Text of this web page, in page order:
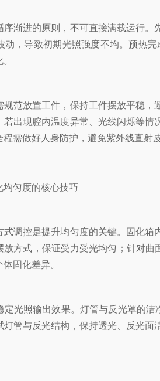
进的原则，不可直接满载运行。
动，导致初期光照强度不均。预热
放置工件，保持工件摆放平稳，
若出现腔内温度异常、光线闪烁等
需做好人身防护，避免紫外线直射
匀度的核心技巧
控是提升均匀度的关键。固化箱
放方式，保证受力受光均匀；针对
固化差异。
照输出效果。灯管与反光罩的洁
灯管与反光结构，保持透光、反光